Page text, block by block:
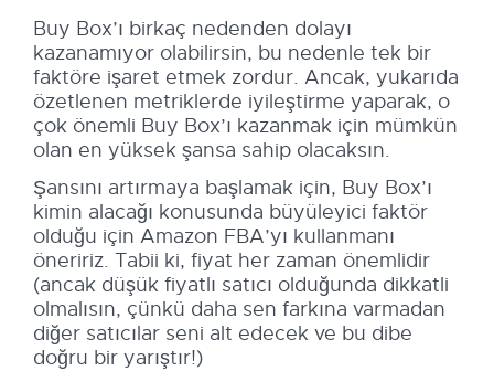
Buy Box’ı birkaç nedenden dolayı
kazanamıyor olabilirsin, bu nedenle tek bir
faktöre işaret etmek zordur. Ancak, yukarıda
özetlenen metriklerde iyileştirme yaparak, o
çok önemli Buy Box’ı kazanmak için mümkün
olan en yüksek şansa sahip olacaksın.
Şansını artırmaya başlamak için, Buy Box’ı
kimin alacağı konusunda büyüleyici faktör
olduğu için Amazon FBA’yı kullanmanı
öneririz. Tabii ki, fiyat her zaman önemlidir
(ancak düşük fiyatlı satıcı olduğunda dikkatli
olmalısın, çünkü daha sen farkına varmadan
diğer satıcılar seni alt edecek ve bu dibe
doğru bir yarıştır!)